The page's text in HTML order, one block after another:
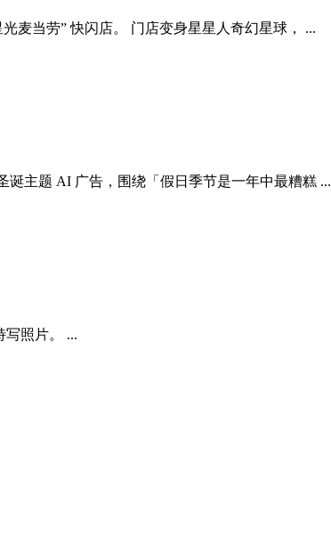
麦当劳” 快闪店。 门店变身星星人奇幻星球， ...
主题 AI 广告，围绕「假日季节是一年中最糟糕 ...
写照片。 ...